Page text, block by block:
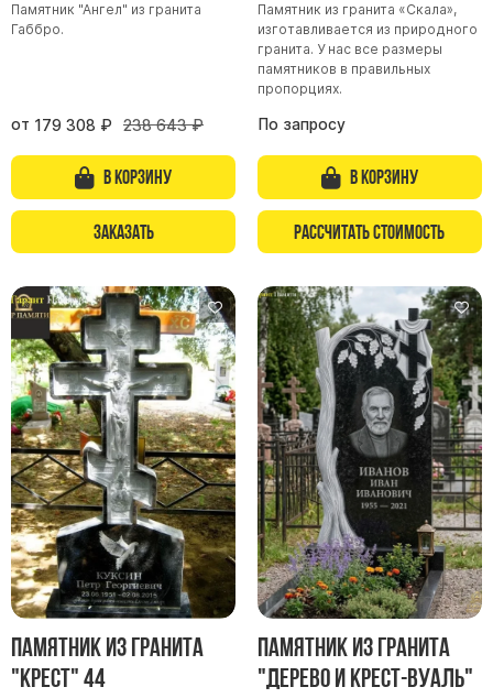
Памятник "Ангел" из гранита
Габбро.
от 179 308 ₽ 238 643 ₽
В корзину
Заказать
Памятник из гранита «Скала»,
изготавливается из природного
гранита. У нас все размеры
памятников в правильных
пропорциях.
По запросу
В корзину
Рассчитать стоимость
Памятник из гранита
"Крест" 44
Памятник из гранита
"Дерево и крест-вуаль"